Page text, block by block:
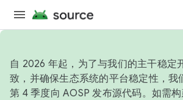
自 2026 年起，为了与我们的主干稳定
致，并确保生态系统的平台稳定性，我
第 4 季度向 AOSP 发布源代码。如需